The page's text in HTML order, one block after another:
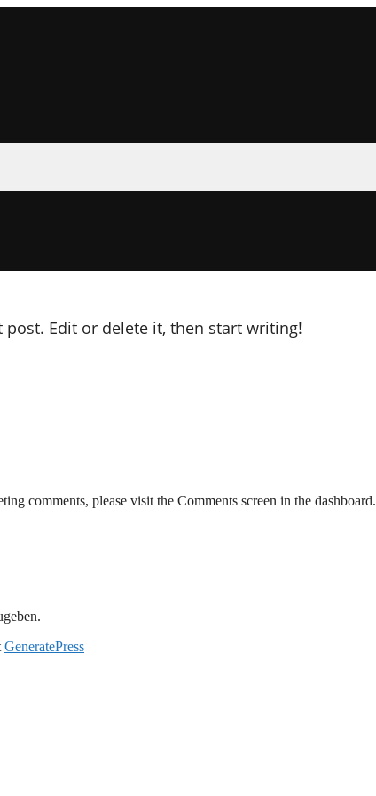
Edit or delete it, then start writing!
comments, please visit the Comments screen in the dashboard.
GeneratePress